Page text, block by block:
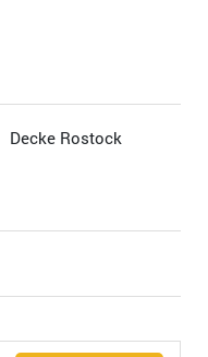
Decke Rostock